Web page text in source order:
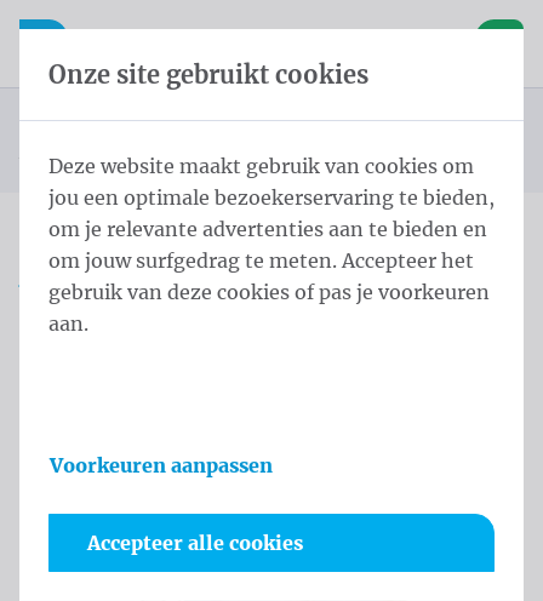
Inhoud overslaan
Taalkeuze overslaan
Open mobiele navigatie
U bevindt zich hier:
Conische masten
Antidiefstal 6,0 m - ⌀ 114-60/3 Gray Anodized
Antidiefstal 6,0 m - ⌀ 114-
60/3 Gray Anodized
Onze site gebruikt cookies
Deze website maakt gebruik van cookies om
jou een optimale bezoekerservaring te bieden,
om je relevante advertenties aan te bieden en
om jouw surfgedrag te meten. Accepteer het
gebruik van deze cookies of pas je voorkeuren
aan.
Voorkeuren aanpassen
Accepteer alle cookies